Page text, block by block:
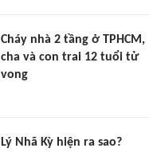
Cháy nhà 2 tầng ở TPHCM,
cha và con trai 12 tuổi tử
vong
Lý Nhã Kỳ hiện ra sao?